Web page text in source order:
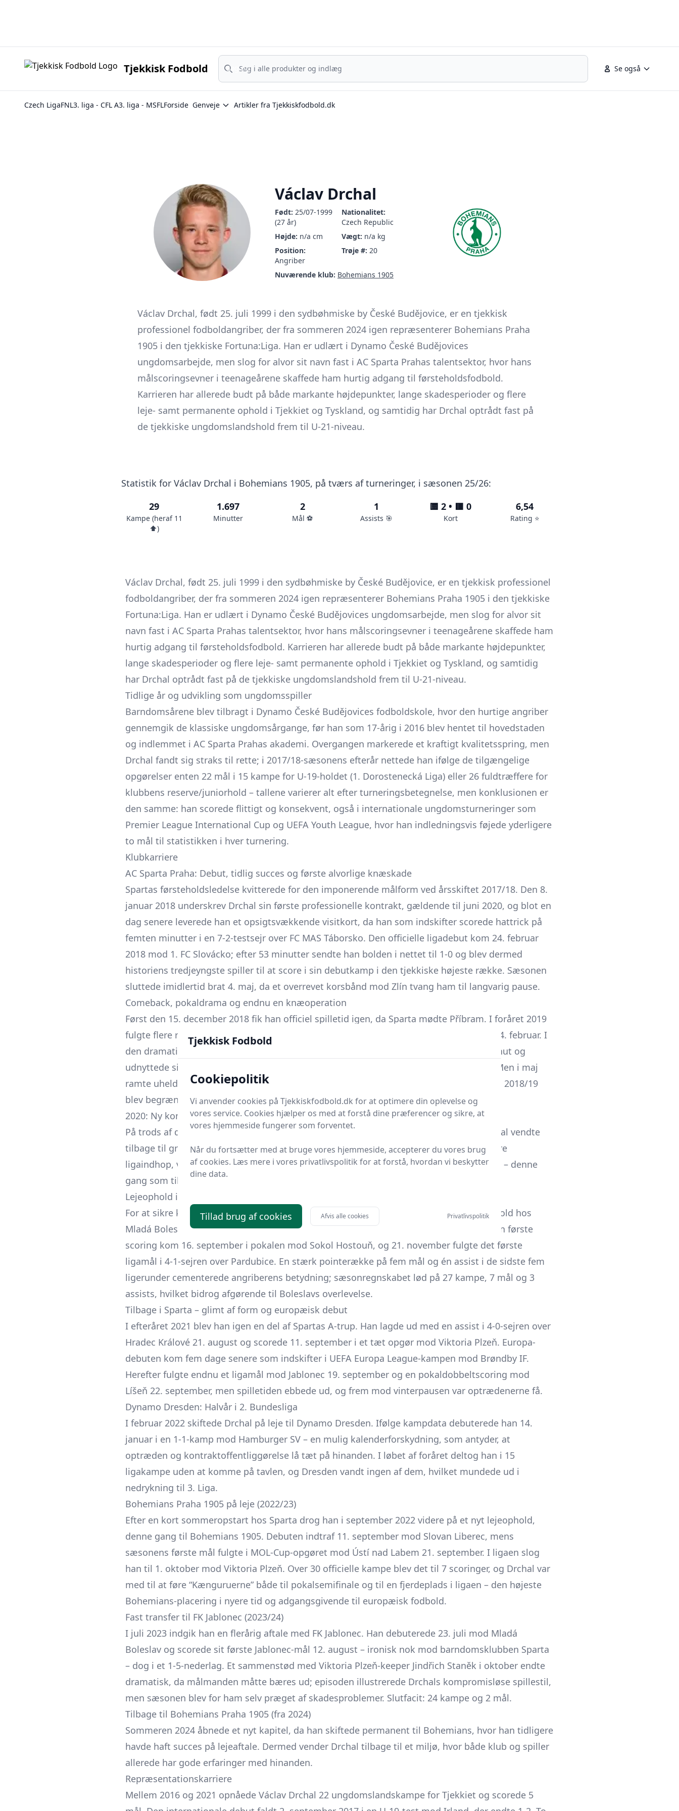
Tjekkisk Fodbold Se også
Søg nu
Søg nu
Czech LigaFNL3. liga - CFL A3. liga - MSFLForside Genveje Artikler fra Tjekkiskfodbold.dk
Václav Drchal
Født: 25/07-1999
(27 år)
Nationalitet:
Czech Republic
Højde: n/a cm Vægt: n/a kg
Position:
Angriber
Trøje #: 20
Nuværende klub: Bohemians 1905
Václav Drchal, født 25. juli 1999 i den sydbøhmiske by České Budějovice, er en tjekkisk
professionel fodboldangriber, der fra sommeren 2024 igen repræsenterer Bohemians Praha
1905 i den tjekkiske Fortuna:Liga. Han er udlært i Dynamo České Budějovices
ungdomsarbejde, men slog for alvor sit navn fast i AC Sparta Prahas talentsektor, hvor hans
målscorings­evner i teenageårene skaffede ham hurtig adgang til førsteholdsfodbold.
Karrieren har allerede budt på både markante højdepunkter, lange skadesperioder og flere
leje- samt permanente ophold i Tjekkiet og Tyskland, og samtidig har Drchal optrådt fast på
de tjekkiske ungdomslandshold frem til U-21-niveau.
Statistik for Václav Drchal i Bohemians 1905, på tværs af turneringer, i sæsonen 25/26:
29
Kampe (heraf 11
⬆️)
1.697
Minutter
2
Mål ⚽️
1
Assists 🎯
🟨 2 • 🟥 0
Kort
6,54
Rating ⭐️
Václav Drchal, født 25. juli 1999 i den sydbøhmiske by České Budějovice, er en tjekkisk professionel
fodboldangriber, der fra sommeren 2024 igen repræsenterer Bohemians Praha 1905 i den tjekkiske
Fortuna:Liga. Han er udlært i Dynamo České Budějovices ungdomsarbejde, men slog for alvor sit
navn fast i AC Sparta Prahas talentsektor, hvor hans målscorings­evner i teenageårene skaffede ham
hurtig adgang til førsteholdsfodbold. Karrieren har allerede budt på både markante højdepunkter,
lange skadesperioder og flere leje- samt permanente ophold i Tjekkiet og Tyskland, og samtidig
har Drchal optrådt fast på de tjekkiske ungdomslandshold frem til U-21-niveau.
Tidlige år og udvikling som ungdomsspiller
Barndoms­årene blev tilbragt i Dynamo České Budějovices fodboldskole, hvor den hurtige angriber
gennemgik de klassiske ungdomsårgange, før han som 17-årig i 2016 blev hentet til hovedstaden
og indlemmet i AC Sparta Prahas akademi. Overgangen markerede et kraftigt kvalitets­spring, men
Drchal fandt sig straks til rette; i 2017/18-sæsonens efterår nettede han ifølge de tilgængelige
opgørelser enten 22 mål i 15 kampe for U-19-holdet (1. Dorostenecká Liga) eller 26 fuldtræffere for
klubbens reserve/junior­hold – tallene varierer alt efter turnerings­betegnelse, men konklusionen er
den samme: han scorede flittigt og konsekvent, også i internationale ungdomsturneringer som
Premier League International Cup og UEFA Youth League, hvor han indledningsvis føjede yderligere
to mål til statistikken i hver turnering.
Klubkarriere
AC Sparta Praha: Debut, tidlig succes og første alvorlige knæskade
Spartas førsteholdsledelse kvitterede for den imponerende målform ved årsskiftet 2017/18. Den 8.
januar 2018 underskrev Drchal sin første professionelle kontrakt, gældende til juni 2020, og blot en
dag senere leverede han et opsigts­vækkende visitkort, da han som indskifter scorede hattrick på
femten minutter i en 7-2-testsejr over FC MAS Táborsko. Den officielle ligadebut kom 24. februar
2018 mod 1. FC Slovácko; efter 53 minutter sendte han bolden i nettet til 1-0 og blev dermed
historiens tredje­yngste spiller til at score i sin debutkamp i den tjekkiske højeste række. Sæsonen
sluttede imidlertid brat 4. maj, da et overrevet korsbånd mod Zlín tvang ham til langvarig pause.
Comeback, pokaldrama og endnu en knæoperation
Først den 15. december 2018 fik han officiel spilletid igen, da Sparta mødte Příbram. I foråret 2019
fulgte flere regulære starter, blandt andet et vitalt mål i 3-2-sejren over Baník Ostrava 24. februar. I
den dramatiske pokalkvartfinale mod Teplice 2. april udlignede han til 2-2 i det 121. minut og
udnyttede siden et straffespark i den efterfølgende duel, hvilket sendte Sparta videre. Men i maj
ramte uheldet på ny; i ligamødet med Liberec røg det opererede knæ igen, og sæsonen 2018/19
blev begrænset til 12 kampe og 4 scoringer.
2020: Ny kontrakt, begrænset spilletid og cuptriumf fra tribunen
På trods af den lange skadespause forlængede Sparta samarbejdet i februar 2020. Drchal vendte
tilbage til grønsværen 31. maj mod Karviná, og selv om han herefter kun fik to yderligere
ligaindhop, var han del af den trup, der 1. juli 2020 fejrede pokalsejr overSlovan Liberec
– denne
gang som tilskuer på tribunen.
Lejeophold i FK Mladá Boleslav (2020/21)
For at sikre kontinuerlig spilletid valgte Drchal i sommeren 2020 et sæsonlangt lejeophold hos
Mladá Boleslav. Debuten fandt sted 23. august i et 0-4-nederlag til Bohemians 1905. Den første
scoring kom 16. september i pokalen mod Sokol Hostouň, og 21. november fulgte det første
ligamål i 4-1-sejren over Pardubice. En stærk pointe­række på fem mål og én assist i de sidste fem
ligerunder cementerede angriberens betydning; sæsonregnskabet lød på 27 kampe, 7 mål og 3
assists, hvilket bidrog afgørende til Boleslavs overlevelse.
Tilbage i Sparta – glimt af form og europæisk debut
I efteråret 2021 blev han igen en del af Spartas A-trup. Han lagde ud med en assist i 4-0-sejren over
Hradec Králové 21. august og scorede 11. september i et tæt opgør mod Viktoria Plzeň. Europa-
debuten kom fem dage senere som indskifter i UEFA Europa League-kampen mod Brøndby IF.
Herefter fulgte endnu et ligamål mod Jablonec 19. september og en pokaldobbeltscoring mod
Líšeň 22. september, men spilletiden ebbede ud, og frem mod vinterpausen var optrædenerne få.
Dynamo Dresden: Halvår i 2. Bundesliga
I februar 2022 skiftede Drchal på leje til Dynamo Dresden. Ifølge kampdata debuterede han 14.
januar i en 1-1-kamp mod Hamburger SV – en mulig kalender­forskydning, som antyder, at
optræden og kontrakt­offentlig­gørelse lå tæt på hinanden. I løbet af foråret deltog han i 15
ligakampe uden at komme på tavlen, og Dresden vandt ingen af dem, hvilket mundede ud i
nedrykning til 3. Liga.
Bohemians Praha 1905 på leje (2022/23)
Efter en kort sommeropstart hos Sparta drog han i september 2022 videre på et nyt leje­ophold,
denne gang til Bohemians 1905. Debuten indtraf 11. september mod Slovan Liberec, mens
sæsonens første mål fulgte i MOL-Cup-opgøret mod Ústí nad Labem 21. september. I ligaen slog
han til 1. oktober mod Viktoria Plzeň. Over 30 officielle kampe blev det til 7 scoringer, og Drchal var
med til at føre “Kænguruerne” både til pokal­semifinale og til en fjerdeplads i ligaen – den højeste
Bohemians-placering i nyere tid og adgangsgivende til europæisk fodbold.
Fast transfer til FK Jablonec (2023/24)
I juli 2023 indgik han en flerårig aftale med FK Jablonec. Han debuterede 23. juli mod Mladá
Boleslav og scorede sit første Jablonec-mål 12. august – ironisk nok mod barndomsklubben Sparta
– dog i et 1-5-nederlag. Et sammenstød med Viktoria Plzeň-keeper Jindřich Staněk i oktober endte
dramatisk, da målmanden måtte bæres ud; episoden illustrerede Drchals kompromisløse spillestil,
men sæsonen blev for ham selv præget af skadesproblemer. Slutfacit: 24 kampe og 2 mål.
Tilbage til Bohemians Praha 1905 (fra 2024)
Sommeren 2024 åbnede et nyt kapitel, da han skiftede permanent til Bohemians, hvor han tidligere
havde haft succes på lejeaftale. Dermed vender Drchal tilbage til et miljø, hvor både klub og spiller
allerede har gode erfaringer med hinanden.
Repræsentationskarriere
Mellem 2016 og 2021 opnåede Václav Drchal 22 ungdoms­landskampe for Tjekkiet og scorede 5
Tjekkisk Fodbold
Cookiepolitik
Vi anvender cookies på Tjekkiskfodbold.dk for at optimere din oplevelse og
vores service. Cookies hjælper os med at forstå dine præferencer og sikre, at
vores hjemmeside fungerer som forventet.
Når du fortsætter med at bruge vores hjemmeside, accepterer du vores brug
af cookies. Læs mere i vores privatlivspolitik for at forstå, hvordan vi beskytter
dine data.
Tillad brug af cookies Afvis alle cookies Privatlivspolitik